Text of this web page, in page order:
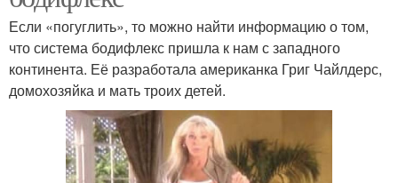
Если «погуглить», то можно найти информацию о том,
что система бодифлекс пришла к нам с западного
континента. Её разработала американка Григ Чайлдерс,
домохозяйка и мать троих детей.